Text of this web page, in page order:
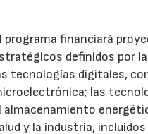
programa financiará
definidos por
tecnologías digitales,
las
almacenamiento
y la industria,